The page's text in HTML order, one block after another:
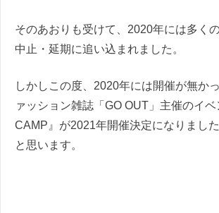
そのあおりも受けて、2020年には多く
中止・延期に追い込まれました。
しかしこの度、2020年には開催が無か
ァッション雑誌「GO OUT」主催のイ
CAMP』が2021年開催決定になりまし
と思います。